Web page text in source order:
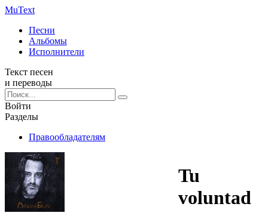
MuText
Песни
Альбомы
Исполнители
Текст песен
и переводы
Войти
Разделы
Правообладателям
Tu
voluntad